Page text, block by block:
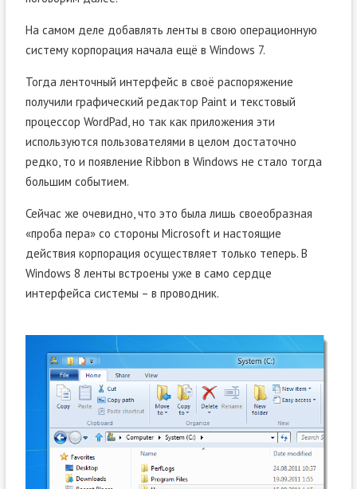
На самом деле добавлять ленты в свою операционную
систему корпорация начала ещё в Windows 7.
Тогда ленточный интерфейс в своё распоряжение
получили графический редактор Paint и текстовый
процессор WordPad, но так как приложения эти
используются пользователями в целом достаточно
редко, то и появление Ribbon в Windows не стало тогда
большим событием.
Сейчас же очевидно, что это была лишь своеобразная
«проба пера» со стороны Microsoft и настоящие
действия корпорация осуществляет только теперь. В
Windows 8 ленты встроены уже в само сердце
интерфейса системы – в проводник.